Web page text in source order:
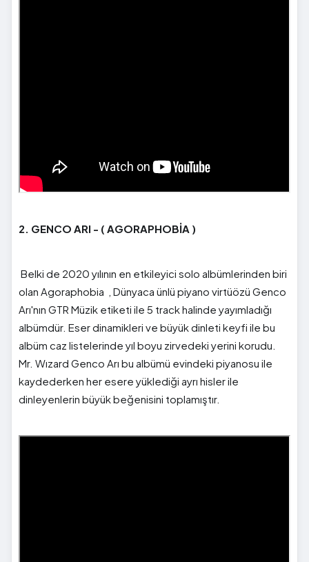
2. GENCO ARI - ( AGORAPHOBİA )
Belki de 2020 yılının en etkileyici solo albümlerinden biri
olan Agoraphobia , Dünyaca ünlü piyano virtüözü Genco
Arı'nın GTR Müzik etiketi ile 5 track halinde yayımladığı
albümdür. Eser dinamikleri ve büyük dinleti keyfi ile bu
albüm caz listelerinde yıl boyu zirvedeki yerini korudu.
Mr. Wızard Genco Arı bu albümü evindeki piyanosu ile
kaydederken her esere yüklediği ayrı hisler ile
dinleyenlerin büyük beğenisini toplamıştır.